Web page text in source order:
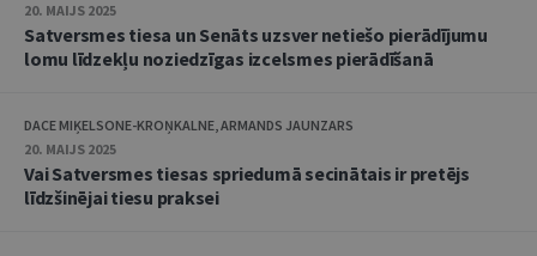
20. MAIJS 2025
Satversmes tiesa un Senāts uzsver netiešo pierādījumu
lomu līdzekļu noziedzīgas izcelsmes pierādīšanā
DACE MIĶELSONE-KROŅKALNE, ARMANDS JAUNZARS
20. MAIJS 2025
Vai Satversmes tiesas spriedumā secinātais ir pretējs
līdzšinējai tiesu praksei